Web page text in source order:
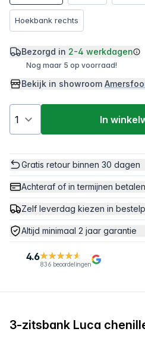
Hoekbank rechts
Bezorgd in 2-4 werkdagen
Nog maar 5 op voorraad!
Bekijk in showroom
In
Gratis retour binnen 30 dagen
Achteraf of in termijnen betalen
Zelf leverdag kiezen in
Altijd minimaal 2 jaar garantie
4.6
836 beoordelingen
3-zitsbank Luca